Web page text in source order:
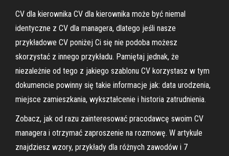
CV dla kierownika CV dla kierownika może być niemal
identyczne z CV dla managera, dlatego jeśli nasze
przykładowe CV poniżej Ci się nie podoba możesz
skorzystać z innego przykładu. Pamiętaj jednak, że
niezależnie od tego z jakiego szablonu CV korzystasz w tym
dokumencie powinny się takie informacje jak: data urodzenia,
miejsce zamieszkania, wykształcenie i historia zatrudnienia.
Zobacz, jak od razu zainteresować pracodawcę swoim CV
managera i otrzymać zaproszenie na rozmowę. W artykule
znajdziesz wzory, przykłady dla różnych zawodów i 7